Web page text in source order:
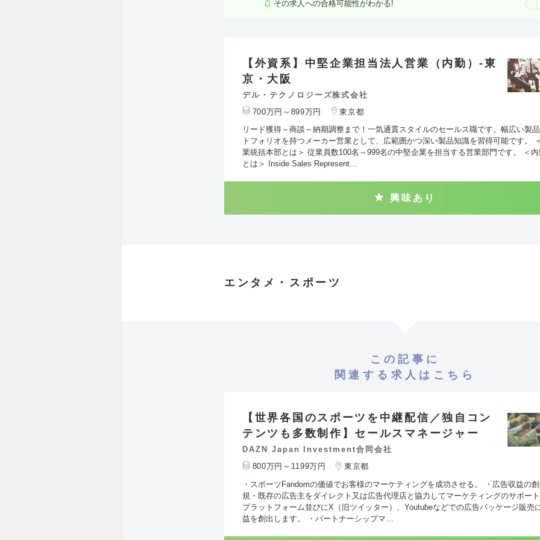
その求人への合格可能性がわかる!
【外資系】中堅企業担当法人営業（内勤）-東
京・大阪
デル・テクノロジーズ株式会社
700万円～899万円
東京都
リード獲得～商談～納期調整まで！一気通貫スタイルのセールス職です。幅広い製
トフォリオを持つメーカー営業として、広範囲かつ深い製品知識を習得可能です。
業統括本部とは＞ 従業員数100名～999名の中堅企業を担当する営業部門です。 ＜
とは＞ Inside Sales Represent…
興味あり
エンタメ・スポーツ
この記事に
関連する求人はこちら
【世界各国のスポーツを中継配信／独自コン
テンツも多数制作】セールスマネージャー
DAZN Japan Investment合同会社
800万円～1199万円
東京都
・スポーツFandomの価値でお客様のマーケティングを成功させる。 ・広告収益の
規・既存の広告主をダイレクト又は広告代理店と協力してマーケティングのサポー
プラットフォーム並びにX（旧ツイッター）、Youtubeなどでの広告パッケージ販売
益を創出します。 ・パートナーシップマ…